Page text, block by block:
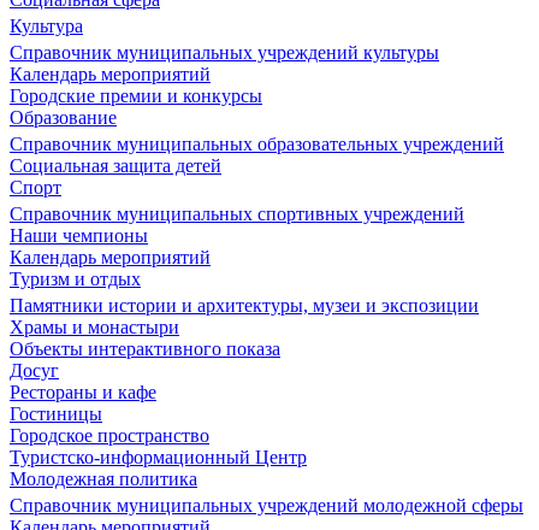
Культура
Справочник муниципальных учреждений культуры
Календарь мероприятий
Городские премии и конкурсы
Образование
Справочник муниципальных образовательных учреждений
Социальная защита детей
Спорт
Справочник муниципальных спортивных учреждений
Наши чемпионы
Календарь мероприятий
Туризм и отдых
Памятники истории и архитектуры, музеи и экспозиции
Храмы и монастыри
Объекты интерактивного показа
Досуг
Рестораны и кафе
Гостиницы
Городское пространство
Туристско-информационный Центр
Молодежная политика
Справочник муниципальных учреждений молодежной сферы